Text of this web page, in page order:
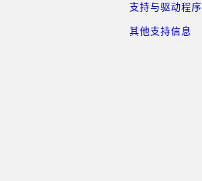
支持与驱动程序
其他支持信息